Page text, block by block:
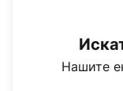
Нашите